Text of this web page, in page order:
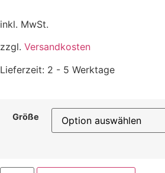
inkl. MwSt.
zzgl. Versandkosten
Lieferzeit: 2 - 5 Werktage
Größe